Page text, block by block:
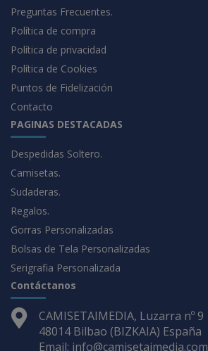
Preguntas Frecuentes.
Política de compra
Política de privacidad
Política de Cookies
Puntos de Fidelización
Contacto
PAGINAS DESTACADAS
Despedidas Soltero.
Camisetas.
Sudaderas.
Regalos.
Gorras Personalizadas
Bolsas de Tela Personalizadas
Serigrafia Personalizada
Contáctanos
CAMISETAIMEDIA, Luzarra nº 9
48014 Bilbao (BIZKAIA) España
Email: info@camisetaimedia.com